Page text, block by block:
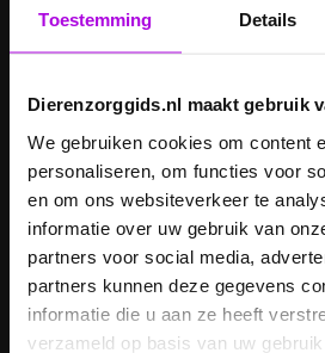
Toestemming Details
Dierenzorggids.nl maakt gebruik
We gebruiken cookies om content
personaliseren, om functies voor
en om ons websiteverkeer te
informatie over uw gebruik van
partners voor social media,
partners kunnen deze gegevens
informatie die u aan ze heeft
verzameld op basis van uw
Is
Je cavia verzorgen
Je
Je hond wordt
geopereerd – wat
kan je
verwachten?
Je
Je kat wordt
geopereerd – wat